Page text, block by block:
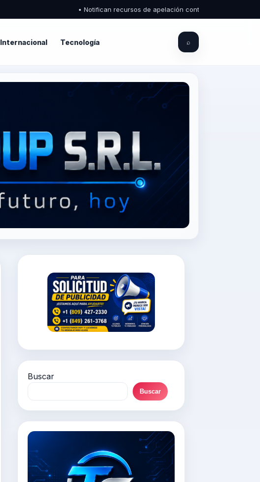
• Notifican recursos de apelación contra fallo que favoreció a
Internacional Tecnología ⌕
Buscar
Buscar